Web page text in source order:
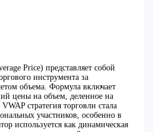
Price) представляет собой
инструмента за
объема. Формула включает
цены на объем, деленное на
стратегия торговли стала
участников, особенно в
используется как динамическая